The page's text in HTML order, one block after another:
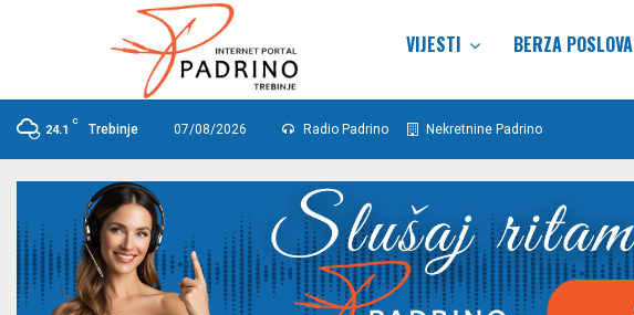
VIJESTI BERZA POSLOVA
24.1
C
Trebinje 07/08/2026 Radio Padrino Nekretnine Padrino